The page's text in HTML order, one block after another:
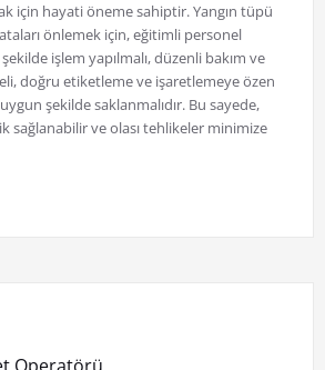
için hayati öneme sahiptir. Yangın tüpü
önlemek için, eğitimli personel
işlem yapılmalı, düzenli bakım ve
doğru etiketleme ve işaretlemeye özen
şekilde saklanmalıdır. Bu sayede,
sağlanabilir ve olası tehlikeler minimize